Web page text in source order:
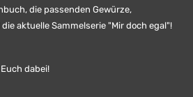
die passenden Gewürze,
aktuelle Sammelserie "Mir doch egal"!
dabei!